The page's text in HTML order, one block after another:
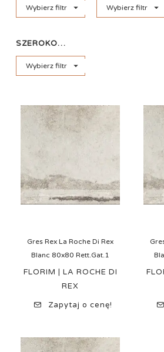
Wybierz filtr  Wybierz filtr 
SZEROKOŚĆ
Wybierz filtr 
Gres Rex La Roche Di Rex
Blanc 80x80 Rett.Gat.1
FLORIM | LA ROCHE DI
REX
Zapytaj o cenę!